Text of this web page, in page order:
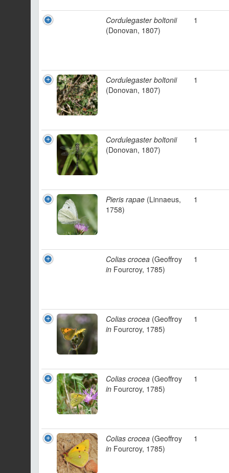
Cordulegaster boltonii
(Donovan, 1807)
1
Cordulegaster boltonii
(Donovan, 1807)
1
Cordulegaster boltonii
(Donovan, 1807)
1
Pieris rapae (Linnaeus,
1758)
1
Colias crocea (Geoffroy
in Fourcroy, 1785)
1
Colias crocea (Geoffroy
in Fourcroy, 1785)
1
Colias crocea (Geoffroy
in Fourcroy, 1785)
1
Colias crocea (Geoffroy
in Fourcroy, 1785)
1